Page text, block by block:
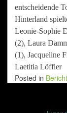
entscheidende
Hinterland
Leonie-Sophie
(2), Laura
(1), Jacqueline
Laetitia Löffler
Posted in